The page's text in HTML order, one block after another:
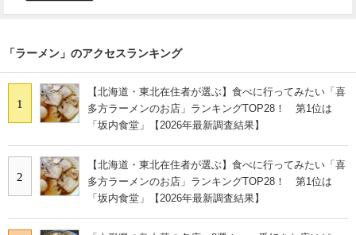
「ラーメン」のアクセスランキング
1
【北海道・東北在住者が選ぶ】食べに行ってみたい「喜
多方ラーメンのお店」ランキングTOP28！ 第1位は
「坂内食堂」【2026年最新調査結果】
2
【北海道・東北在住者が選ぶ】食べに行ってみたい「喜
多方ラーメンのお店」ランキングTOP28！ 第1位は
「坂内食堂」【2026年最新調査結果】